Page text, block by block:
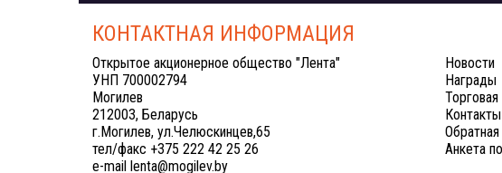
КОНТАКТНАЯ ИНФОРМАЦИЯ
Открытое акционерное общество "Лента"
УНП 700002794
Могилев
212003, Беларусь
г.Могилев, ул.Челюскинцев,65
тел/факс +375 222 42 25 26
e-mail lenta@mogilev.by
Новости
Награды
Торговая
Контакты
Обратная
Анкета